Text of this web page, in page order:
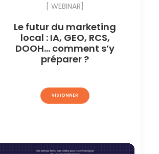
[ WEBINAR]
Le futur du marketing
local : IA, GEO, RCS,
DOOH… comment s’y
préparer ?
VISIONNER